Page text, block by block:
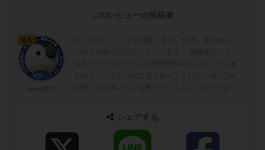
このレビューの投稿者
仙人
retan0712
シェアする